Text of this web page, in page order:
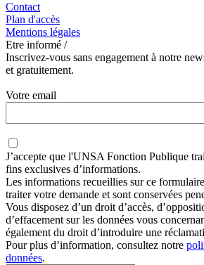
Contact
Plan d'accès
Mentions légales
Etre informé /
Inscrivez-vous sans engagement à notre
et gratuitement.
Votre email
J’accepte que l'UNSA Fonction Publique
fins exclusives d’informations.
Les informations recueillies sur ce
traiter votre demande et sont conservées
Vous disposez d’un droit d’accès,
d’effacement sur les données vous
également du droit d’introduire une
Pour plus d’information, consultez notre
données.